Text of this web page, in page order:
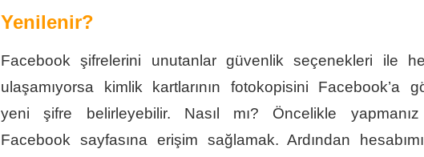
Yenilenir?
Facebook şifrelerini unutanlar güvenlik seçenekleri ile
ulaşamıyorsa kimlik kartlarının fotokopisini Facebook’a
yeni şifre belirleyebilir. Nasıl mı? Öncelikle
Facebook sayfasına erişim sağlamak. Ardından